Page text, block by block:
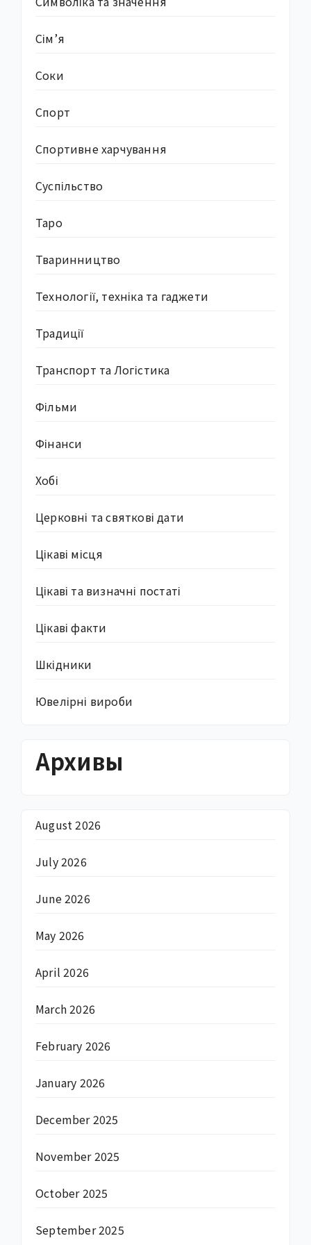
Сім’я
Соки
Спорт
Спортивне харчування
Суcпільство
Таро
Тваринництво
Технології, техніка та гаджети
Традиції
Транспорт та Логістика
Фільми
Фінанси
Хобі
Церковні та святкові дати
Цікаві місця
Цікаві та визначні постаті
Цікаві факти
Шкідники
Ювелірні вироби
Архивы
August 2026
July 2026
June 2026
May 2026
April 2026
March 2026
February 2026
January 2026
December 2025
November 2025
October 2025
September 2025